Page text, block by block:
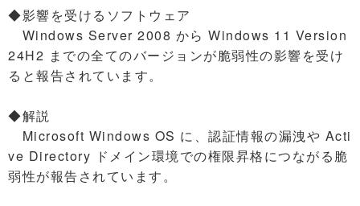
◆影響を受けるソフトウェア
Windows Server 2008 から Windows 11 Version
24H2 までの全てのバージョンが脆弱性の影響を受け
ると報告されています。
◆解説
Microsoft Windows OS に、認証情報の漏洩や Acti
ve Directory ドメイン環境での権限昇格につながる脆
弱性が報告されています。